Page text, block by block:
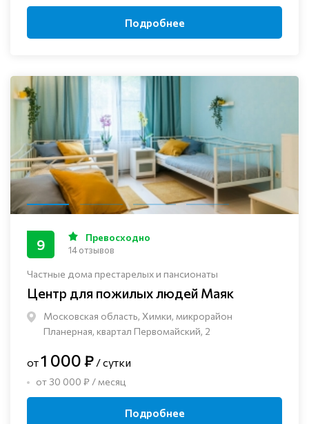
Подробнее
Частные дома престарелых и пансионаты
Центр для пожилых людей Маяк
Московская область, Химки, микрорайон
Планерная, квартал Первомайский, 2
9 Превосходно
14 отзывов
от1 000 ₽ / сутки
от 30 000 ₽ / месяц
Подробнее